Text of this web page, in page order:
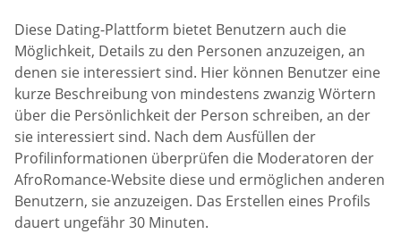
Diese Dating-Plattform bietet Benutzern auch die
Möglichkeit, Details zu den Personen anzuzeigen, an
denen sie interessiert sind. Hier können Benutzer eine
kurze Beschreibung von mindestens zwanzig Wörtern
über die Persönlichkeit der Person schreiben, an der
sie interessiert sind. Nach dem Ausfüllen der
Profilinformationen überprüfen die Moderatoren der
AfroRomance-Website diese und ermöglichen anderen
Benutzern, sie anzuzeigen. Das Erstellen eines Profils
dauert ungefähr 30 Minuten.